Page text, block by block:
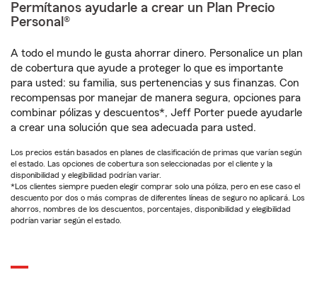
Permítanos ayudarle a crear un Plan Precio
Personal®
A todo el mundo le gusta ahorrar dinero. Personalice un plan
de cobertura que ayude a proteger lo que es importante
para usted: su familia, sus pertenencias y sus finanzas. Con
recompensas por manejar de manera segura, opciones para
combinar pólizas y descuentos*, Jeff Porter puede ayudarle
a crear una solución que sea adecuada para usted.
Los precios están basados en planes de clasificación de primas que varían según
el estado. Las opciones de cobertura son seleccionadas por el cliente y la
disponibilidad y elegibilidad podrían variar.
*Los clientes siempre pueden elegir comprar solo una póliza, pero en ese caso el
descuento por dos o más compras de diferentes líneas de seguro no aplicará. Los
ahorros, nombres de los descuentos, porcentajes, disponibilidad y elegibilidad
podrían variar según el estado.